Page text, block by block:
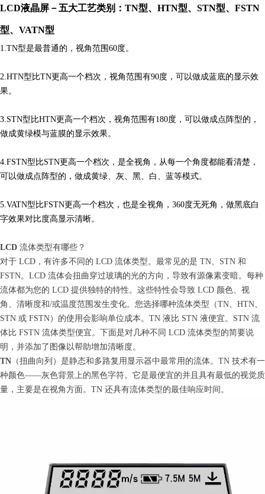
LCD液晶屏－五大工艺类别：TN型、HTN型、STN型、FSTN
型、VATN型
1.TN型是最普通的，视角范围60度。
2.HTN型比TN更高一个档次，视角范围有90度，可以做成蓝底的显示效
果。
3.STN型比HTN更高一个档次，视角范围有180度，可以做成点阵型的，
做成黄绿模与蓝膜的显示效果。
4.FSTN型比STN更高一个档次，是全视角，从每一个角度都能看清楚，
可以做成点阵型的，做成黄绿、灰、黑、白、蓝等模式。
5.VATN型比FSTN更高一个档次，也是全视角，360度无死角，做黑底白
字效果对比度高显示清晰。
LCD 流体类型有哪些？
对于 LCD，有许多不同的 LCD 流体类型。最常见的是 TN、STN 和
FSTN。LCD 流体会扭曲穿过玻璃的光的方向，导致有源像素变暗。每种
流体都为您的 LCD 提供独特的特性。这些特性会导致 LCD 颜色、视
角、清晰度和/或温度范围发生变化。您选择哪种流体类型（TN、HTN、
STN 或 FSTN）的使用会影响单位成本。TN 液比 STN 液便宜。STN 流
体比 FSTN 流体类型便宜。下面是对几种不同 LCD 流体类型的简要说
明，并添加了图像以帮助增加清晰度。
TN （扭曲向列）是静态和多路复用显示器中最常用的流体。TN 技术有一
种颜色——灰色背景上的黑色字符。它是最便宜的并且具有最低的视觉质
量，主要是在视角方面。TN 还具有流体类型的最佳响应时间。